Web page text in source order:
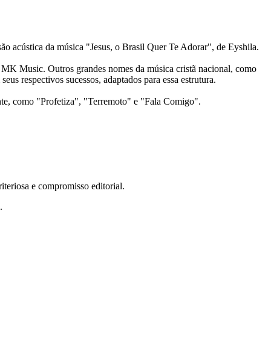
acústica da música "Jesus, o Brasil Quer Te Adorar", de Eyshila.
Music. Outros grandes nomes da música cristã nacional, como
respectivos sucessos, adaptados para essa estrutura.
como "Profetiza", "Terremoto" e "Fala Comigo".
e compromisso editorial.